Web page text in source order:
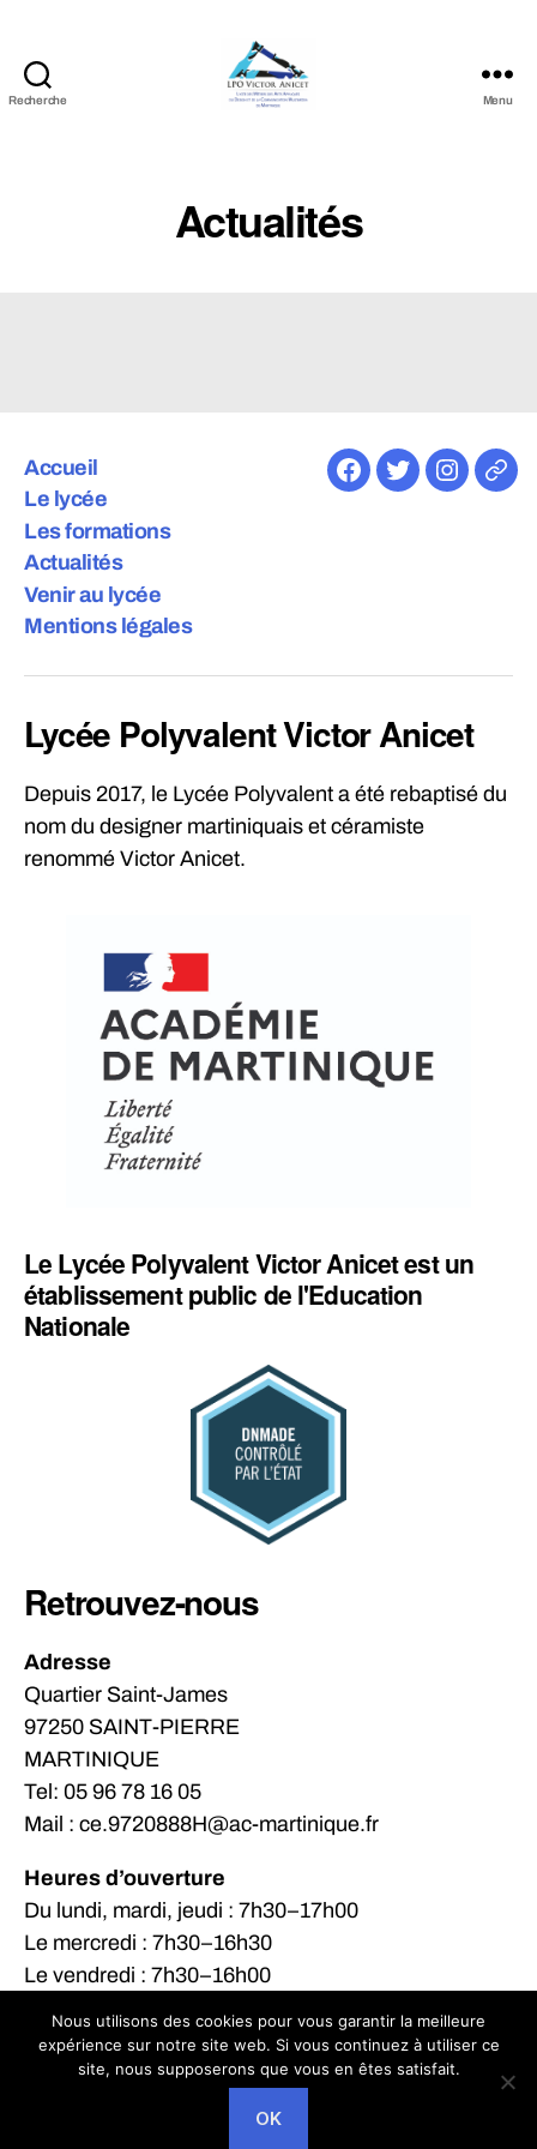
Recherche Menu
Actualités
Accueil
Le lycée
Les formations
Actualités
Venir au lycée
Mentions légales
Facebook
Twitter
E-
Lycée Polyvalent Victor Anicet
Depuis 2017, le Lycée Polyvalent a été rebaptisé du
nom du designer martiniquais et céramiste
renommé Victor Anicet.
Le Lycée Polyvalent Victor Anicet est un
établissement public de l'Education
Nationale
Retrouvez-nous
Adresse
Quartier Saint-James
97250 SAINT-PIERRE
MARTINIQUE
Tel: 05 96 78 16 05
Mail : ce.9720888H@ac-martinique.fr
Heures d’ouverture
Du lundi, mardi, jeudi : 7h30–17h00
Le mercredi : 7h30–16h30
Le vendredi : 7h30–16h00
© 2026LPO Victor Anicet Haut↑
Nous utilisons des cookies pour vous garantir la meilleure
expérience sur notre site web. Si vous continuez à utiliser ce
site, nous supposerons que vous en êtes satisfait.
OK